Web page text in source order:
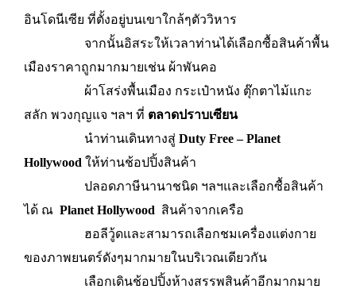
อินโดนีเซีย ที่ตั้งอยู่บนเขาใกล้ๆตัววิหาร
จากนั้นอิสระให้เวลาท่านได้เลือกซื้อสินค้าพื้น
เมืองราคาถูกมากมายเช่น ผ้าพันคอ
ผ้าโสร่งพื้นเมือง กระเป๋าหนัง ตุ๊กตาไม้แกะ
สลัก พวงกุญแจ ฯลฯ ที่ ตลาดปราบเซียน
นำท่านเดินทางสู่ Duty Free – Planet
Hollywood ให้ท่านช้อปปิ้งสินค้า
ปลอดภาษีนานาชนิด ฯลฯและเลือกซื้อสินค้า
ได้ ณ Planet Hollywood สินค้าจากเครือ
ฮอลีวู้ดและสามารถเลือกชมเครื่องแต่งกาย
ของภาพยนตร์ดังๆมากมายในบริเวณเดียวกัน
เลือกเดินช้อปปิ้งห้างสรรพสินค้าอีกมากมาย